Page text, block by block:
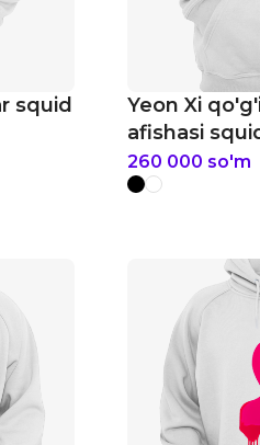
squid
Yeon Xi
afishasi
260 000 so'm